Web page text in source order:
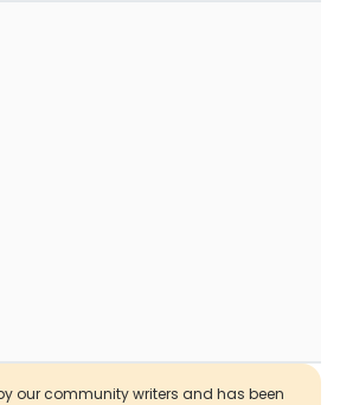
our community writers and has been